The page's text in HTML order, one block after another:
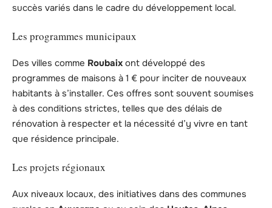
succès variés dans le cadre du développement local.
Les programmes municipaux
Des villes comme Roubaix ont développé des
programmes de maisons à 1 € pour inciter de nouveaux
habitants à s’installer. Ces offres sont souvent soumises
à des conditions strictes, telles que des délais de
rénovation à respecter et la nécessité d’y vivre en tant
que résidence principale.
Les projets régionaux
Aux niveaux locaux, des initiatives dans des communes